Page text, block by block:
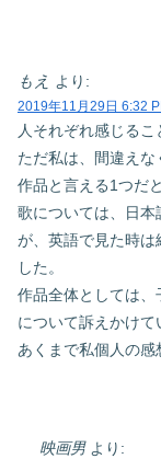
もえ より:
2019年11月29日 6:32
人それぞれ感じるこ
ただ私は、間違え
作品と言える1つだ
歌については、日
が、英語で見た時
した。
作品全体としては、
について訴えかけて
あくまで私個人の感
映画男 より: